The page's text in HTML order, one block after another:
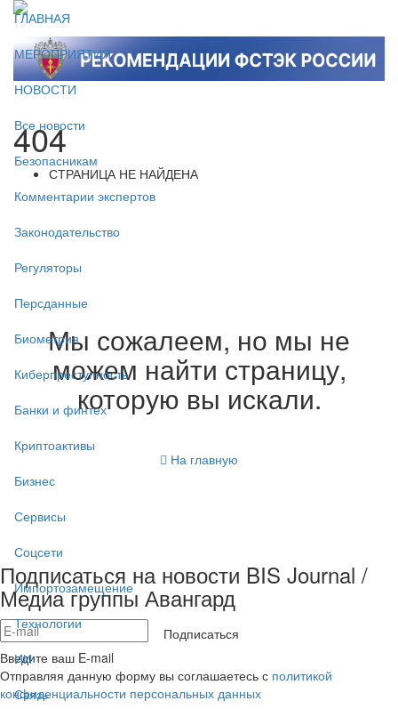
ГЛАВНАЯ
МЕРОПРИЯТИЯ
НОВОСТИ
Все новости
Безопасникам
Комментарии экспертов
Законодательство
Регуляторы
Персданные
Биометрия
Киберпреступность
Банки и финтех
Криптоактивы
Бизнес
Сервисы
Соцсети
Импортозамещение
Технологии
ИИ
Связь
404
СТРАНИЦА НЕ НАЙДЕНА
Мы сожалеем, но мы не
можем найти страницу,
которую вы искали.
На главную
Подписаться на новости BIS Journal /
Медиа группы Авангард
Подписаться
Введите ваш E-mail
Отправляя данную форму вы соглашаетесь с политикой
конфиденциальности персональных данных